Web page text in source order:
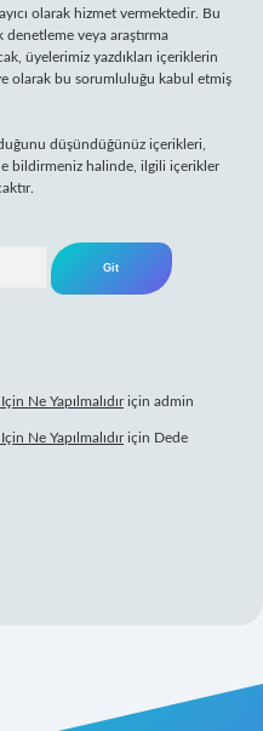
olarak hizmet vermektedir. Bu
veya araştırma
üyelerimiz yazdıkları içeriklerin
olarak bu sorumluluğu kabul etmiş
düşündüğünüz içerikleri,
bildirmeniz halinde, ilgili içerikler
Ne Yapılmalıdıriçin admin
Ne Yapılmalıdıriçin Dede